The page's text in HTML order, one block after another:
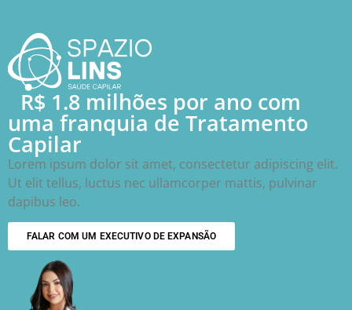
R$ 1.8 milhões por ano com
uma franquia de Tratamento
Capilar
Lorem ipsum dolor sit amet, consectetur adipiscing elit.
Ut elit tellus, luctus nec ullamcorper mattis, pulvinar
dapibus leo.
FALAR COM UM EXECUTIVO DE EXPANSÃO